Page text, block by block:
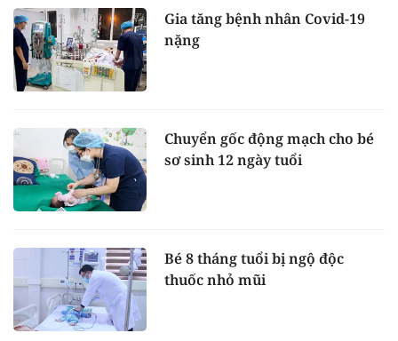
Gia tăng bệnh nhân Covid-19
nặng
Chuyển gốc động mạch cho bé
sơ sinh 12 ngày tuổi
Bé 8 tháng tuổi bị ngộ độc
thuốc nhỏ mũi